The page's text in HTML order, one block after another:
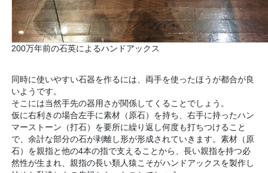
200万年前の石英によるハンドアックス
同時に使いやすい石器を作るには、両手を使ったほうが都合が良
いようです。
そこには当然手先の器用さが関係してくることでしょう。
仮に右利きの場合左手に素材（原石）を持ち、右手に持ったハン
マーストーン（打石）を要所に繰り返し何度も打ちつけること
で、余計な部分の石が剥離し形が形成されていきます。素材（原
石）を親指と他の4本の指で支えることから、長い親指を持つ必
然性が生まれ、親指の長い類人猿こそがハンドアックスを製作し